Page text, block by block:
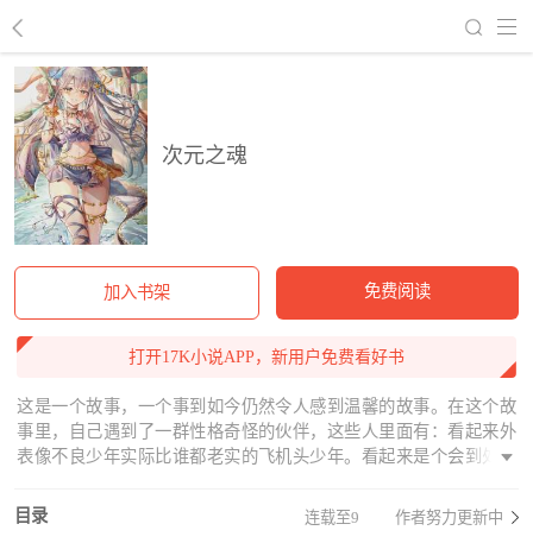
次元之魂
加入书架 免费阅读
打开17K小说APP，新用户免费看好书
这是一个故事，一个事到如今仍然令人感到温馨的故事。在这个故
事里，自己遇到了一群性格奇怪的伙伴，这些人里面有：看起来外
表像不良少年实际比谁都老实的飞机头少年。看起来是个会到处欺
女。只会卖萌，关键时刻掉链子的超级ai。（这是她自夸的，我们更
多时候称呼她为智障ai）外表是个抖S其实是个傲娇的青梅竹马大小
目录 连载至9 作者努力更新中